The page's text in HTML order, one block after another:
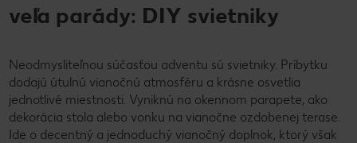
veľa parády: DIY svietniky
Neodmysliteľnou súčasťou adventu sú svietniky. Príbytku
dodajú útulnú vianočnú atmosféru a krásne osvetlia
jednotlivé miestnosti. Vyniknú na okennom parapete, ako
dekorácia stola alebo vonku na vianočne ozdobenej terase.
Ide o decentný a jednoduchý vianočný doplnok, ktorý však